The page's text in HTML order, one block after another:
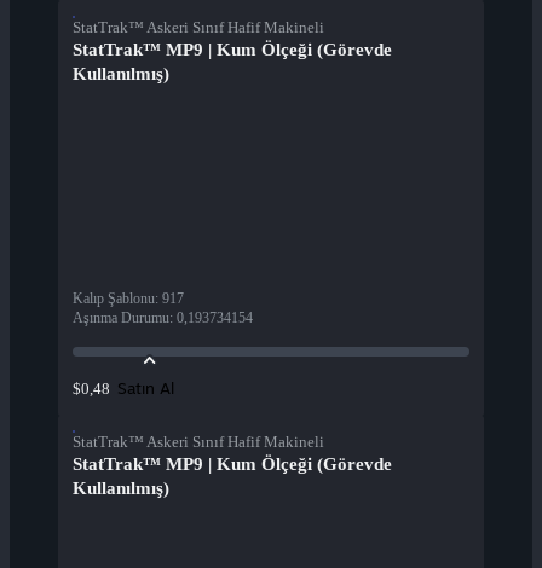
StatTrak™ Askeri Sınıf Hafif Makineli
StatTrak™ MP9 | Kum Ölçeği (Görevde
Kullanılmış)
Kalıp Şablonu: 917
Aşınma Durumu: 0,193734154
$0,48 Satın Al
StatTrak™ Askeri Sınıf Hafif Makineli
StatTrak™ MP9 | Kum Ölçeği (Görevde
Kullanılmış)